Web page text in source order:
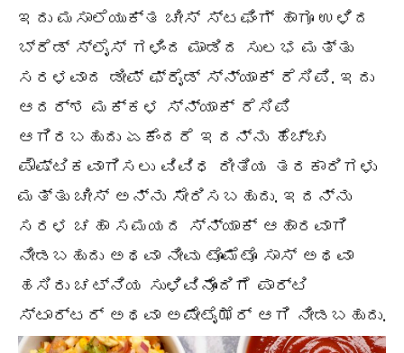
ಇದು ಮಸಾಲೆಯುಕ್ತ ಚೀಸ್ ಸ್ಟಫಿಂಗ್ ಹಾಗೂ ಉಳಿದ
ಬ್ರೆಡ್ ಸ್ಲೈಸ್ ಗಳಿಂದ ಮಾಡಿದ ಸುಲಭ ಮತ್ತು
ಸರಳವಾದ ಡೀಪ್ ಫ್ರೈಡ್ ಸ್ನ್ಯಾಕ್ ರೆಸಿಪಿ. ಇದು
ಆದರ್ಶ ಮಕ್ಕಳ ಸ್ನ್ಯಾಕ್ ರೆಸಿಪಿ
ಆಗಿರಬಹುದು ಏಕೆಂದರೆ ಇದನ್ನು ಹೆಚ್ಚು
ಪೌಷ್ಟಿಕವಾಗಿಸಲು ವಿವಿಧ ರೀತಿಯ ತರಕಾರಿಗಳು
ಮತ್ತು ಚೀಸ್ ಅನ್ನು ಸೇರಿಸಬಹುದು. ಇದನ್ನು
ಸರಳ ಚಹಾ ಸಮಯದ ಸ್ನ್ಯಾಕ್ ಆಹಾರವಾಗಿ
ನೀಡಬಹುದು ಅಥವಾ ನೀವು ಟೊಮೆಟೊ ಸಾಸ್ ಅಥವಾ
ಹಸಿರು ಚಟ್ನಿಯ ಸುಳಿವಿನೊಂದಿಗೆ ಪಾರ್ಟಿ
ಸ್ಟಾರ್ಟರ್ ಅಥವಾ ಅಪೇಟೈಝೆರ್ ಆಗಿ ನೀಡಬಹುದು.